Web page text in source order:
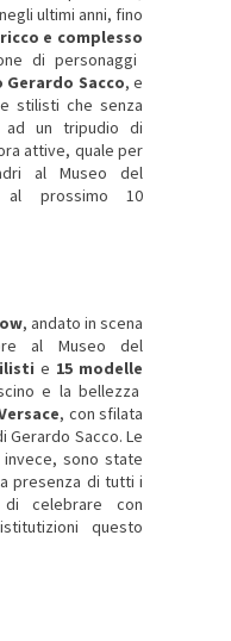
ultimi anni, fino
e complesso
di personaggi
Sacco, e
e stilisti che senza
ad un tripudio di
attive, quale per
al Museo del
prossimo 10
, andato in scena
al Museo del
e 15 modelle
e la bellezza
, con sfilata
Gerardo Sacco. Le
invece, sono state
presenza di tutti i
celebrare con
questo